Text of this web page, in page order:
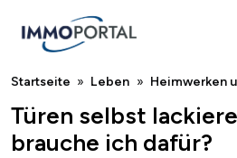
Breadcrumb
Startseite Leben Heimwerken
Türen selbst
brauche ich dafür?